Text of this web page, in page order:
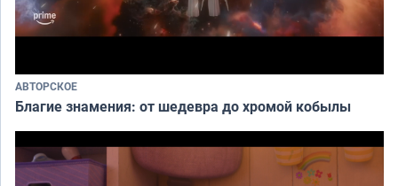
АВТОРСКОЕ
Благие знамения: от шедевра до хромой кобылы